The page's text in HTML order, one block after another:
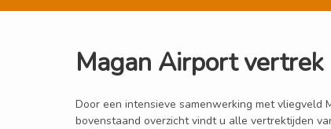
Magan Airport vertrek
Door een intensieve samenwerking met
bovenstaand overzicht vindt u alle vertrektijden